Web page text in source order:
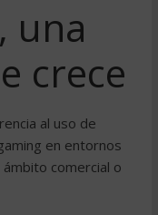
una
crece
al uso de
en entornos
comercial o